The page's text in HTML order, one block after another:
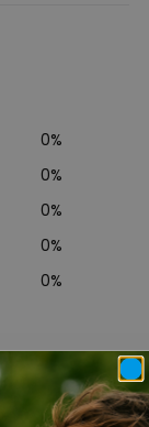
0%
0%
0%
0%
0%